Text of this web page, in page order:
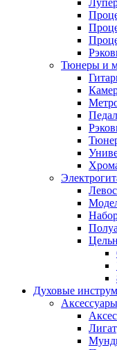
Тюнеры и
Духовые